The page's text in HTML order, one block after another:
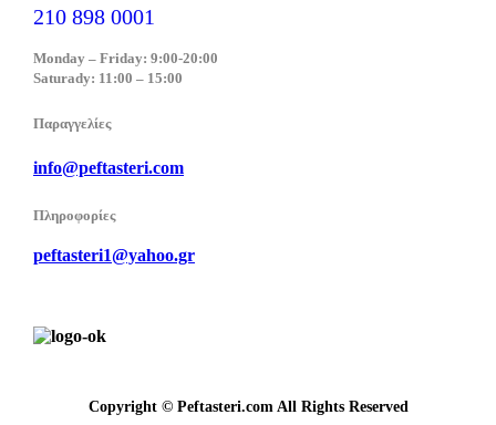
210 898 0001
Monday – Friday: 9:00-20:00
Saturady: 11:00 – 15:00
Παραγγελίες
info@peftasteri.com
Πληροφορίες
peftasteri1@yahoo.gr
Copyright © Peftasteri.com All Rights Reserved